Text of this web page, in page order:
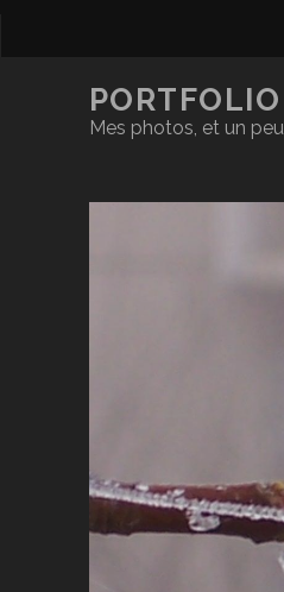
Mes photos, et un